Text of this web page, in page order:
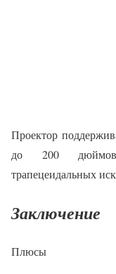
Проектор
до 200 дюймов
трапецеидальных
Заключение
Плюсы